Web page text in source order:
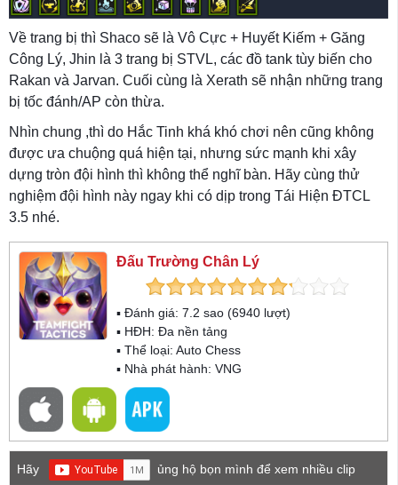
Về trang bị thì Shaco sẽ là Vô Cực + Huyết Kiếm + Găng
Công Lý, Jhin là 3 trang bị STVL, các đồ tank tùy biến cho
Rakan và Jarvan. Cuối cùng là Xerath sẽ nhận những trang
bị tốc đánh/AP còn thừa.
Nhìn chung ,thì do Hắc Tinh khá khó chơi nên cũng không
được ưa chuộng quá hiện tại, nhưng sức mạnh khi xây
dựng tròn đội hình thì không thể nghĩ bàn. Hãy cùng thử
nghiệm đội hình này ngay khi có dịp trong Tái Hiện ĐTCL
3.5 nhé.
Đấu Trường Chân Lý
▪ Đánh giá: 7.2 sao (6940 lượt)
▪ HĐH: Đa nền tảng
▪ Thể loại: Auto Chess
▪ Nhà phát hành: VNG
Hãy
ủng hộ bọn mình để xem nhiều clip